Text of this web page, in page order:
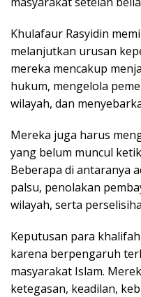
Khulafaur Rasyidin
melanjutkan urusan
mereka mencakup
hukum, mengelola
wilayah, dan
Mereka juga harus
yang belum muncul
Beberapa di antaranya
palsu, penolakan
wilayah, serta
Keputusan para
karena berpengaruh
masyarakat Islam.
ketegasan, keadilan,